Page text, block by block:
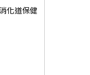
化道保健